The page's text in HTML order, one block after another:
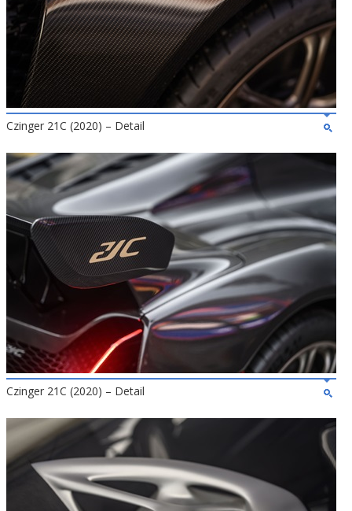
Czinger 21C (2020) – Detail
Czinger 21C (2020) – Detail